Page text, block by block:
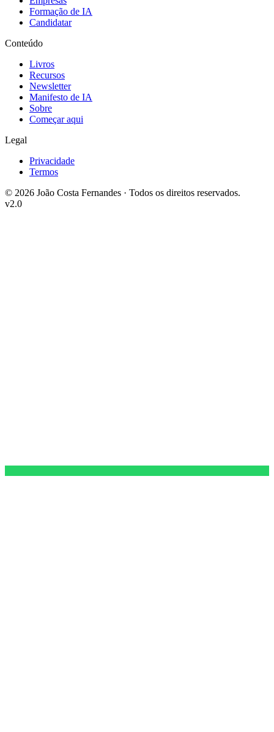
Formação de IA
Candidatar
Conteúdo
Livros
Recursos
Newsletter
Manifesto de IA
Sobre
Começar aqui
Legal
Privacidade
Termos
© 2026 João Costa Fernandes · Todos os direitos reservados.
v2.0